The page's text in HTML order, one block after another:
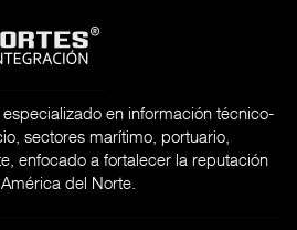
en información técnico-
sectores marítimo, portuario,
enfocado a fortalecer la reputación
del Norte.